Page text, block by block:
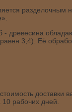
разделочным
- древесина
3,4). Её
доставки
рабочих дней.